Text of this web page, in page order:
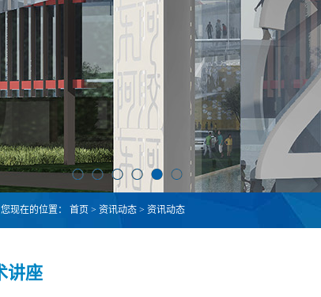
您现在的位置： 首页 > 资讯动态 > 资讯动态
讲座